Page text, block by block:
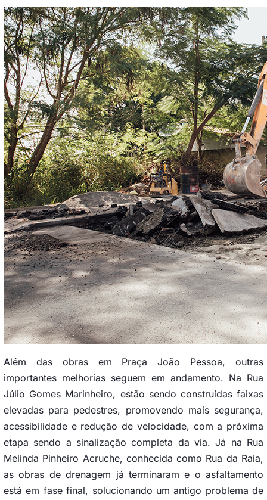
Além das obras em Praça João Pessoa, outras
importantes melhorias seguem em andamento. Na Rua
Júlio Gomes Marinheiro, estão sendo construídas faixas
elevadas para pedestres, promovendo mais segurança,
acessibilidade e redução de velocidade, com a próxima
etapa sendo a sinalização completa da via. Já na Rua
Melinda Pinheiro Acruche, conhecida como Rua da Raia,
as obras de drenagem já terminaram e o asfaltamento
está em fase final, solucionando um antigo problema de